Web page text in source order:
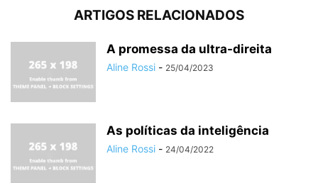
ARTIGOS RELACIONADOS
A promessa da ultra-direita
Aline Rossi - 25/04/2023
As políticas da inteligência
Aline Rossi - 24/04/2022